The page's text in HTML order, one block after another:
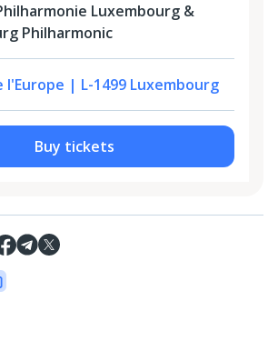
Luxembourg &
Philharmonic
l'Europe | L-1499 Luxembourg
Buy tickets